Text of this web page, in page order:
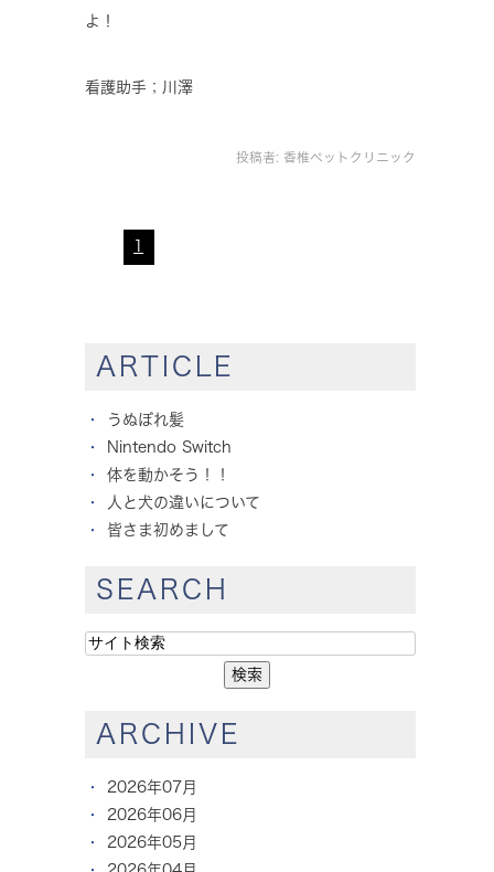
よ！
看護助手；川澤
投稿者: 香椎ペットクリニック
ARTICLE
うぬぼれ髪
Nintendo Switch
体を動かそう！！
人と犬の違いについて
皆さま初めまして
SEARCH
ARCHIVE
2026年07月
2026年06月
2026年05月